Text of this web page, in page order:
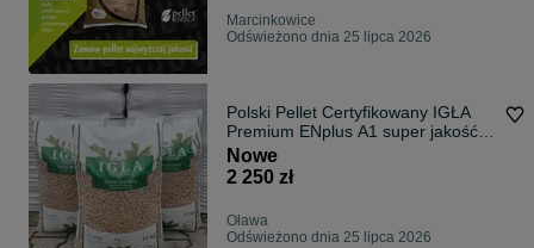
Marcinkowice
Odświeżono dnia 25 lipca 2026
Polski Pellet Certyfikowany IGŁA
Premium ENplus A1 super jakość
Dostawa Gratis
Nowe
2 250 zł
Oława
Odświeżono dnia 25 lipca 2026